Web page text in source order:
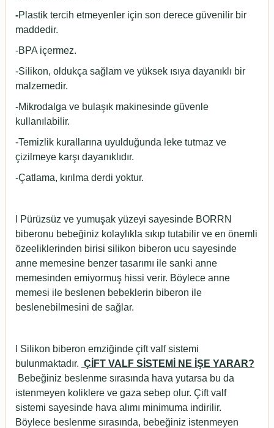
-Plastik tercih etmeyenler için son derece güvenilir bir
maddedir.
-BPA içermez.
-Silikon, oldukça sağlam ve yüksek ısıya dayanıklı bir
malzemedir.
-Mikrodalga ve bulaşık makinesinde güvenle
kullanılabilir.
-Temizlik kurallarına uyulduğunda leke tutmaz ve
çizilmeye karşı dayanıklıdır.
-Çatlama, kırılma derdi yoktur.
Pürüzsüz ve yumuşak yüzeyi sayesinde BORRN
biberonu bebeğiniz kolaylıkla sıkıp tutabilir ve en önemli
özeeliklerinden birisi silikon biberon ucu sayesinde
anne memesine benzer tasarımı ile sanki anne
memesinden emiyormuş hissi verir. Böylece anne
memesi ile beslenen bebeklerin biberon ile
beslenebilmesini de sağlar.
Silikon biberon emziğinde çift valf sistemi
bulunmaktadır. ÇİFT VALF SİSTEMİ NE İŞE YARAR?
Bebeğiniz beslenme sırasında hava yutarsa bu da
istenmeyen koliklere ve gaza sebep olur. Çift valf
sistemi sayesinde hava alımı minimuma indirilir.
Böylece beslenme sırasında, bebeğiniz istenmeyen